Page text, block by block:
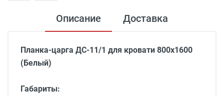
Описание Доставка
Планка-царга ДС-11/1 для кровати 800х1600
(Белый)
Габариты: